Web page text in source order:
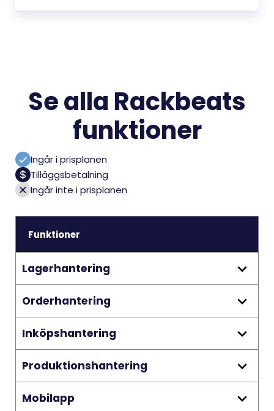
Se alla Rackbeats
funktioner
Ingår i prisplanen
Tilläggsbetalning
Ingår inte i prisplanen
Funktioner
Lagerhantering
Platser
Basic:
3 nivåer
Premium +: 3 nivåer
Orderhantering
Offerter
Basic:
Premium:
Inköpshantering
Inköpsordrar
Basic:
Produktionshantering
Stycklistor
Mobilapp